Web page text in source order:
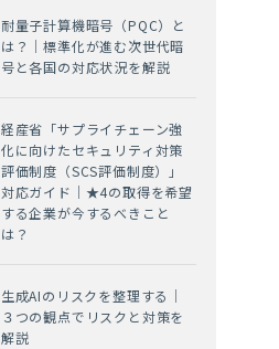
耐量子計算機暗号（PQC）と
は？｜標準化が進む次世代暗
号と各国の対応状況を解説
経産省「サプライチェーン強
化に向けたセキュリティ対策
評価制度（SCS評価制度）」
対応ガイド｜★4の取得を希望
する企業が今するべきこと
は？
生成AIのリスクを整理する｜
３つの観点でリスクと対策を
解説